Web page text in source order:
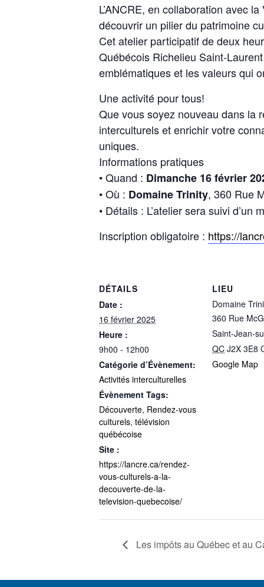
L’ANCRE, en collaboration avec
découvrir un pilier du patrimoine
Cet atelier participatif de deux
Québécois Richelieu Saint-
emblématiques et les valeurs qui
Une activité pour tous!
Que vous soyez nouveau dans la
interculturels et enrichir votre
uniques.
Informations pratiques
• Quand : Dimanche 16 février
• Où : Domaine Trinity, 360 Rue
• Détails : L’atelier sera suivi
Inscription obligatoire : https://
DÉTAILS
Date :
16 février 2025
Heure :
9h00 - 12h00
Catégorie d’Évènement:
Activités interculturelles
Évènement Tags:
Découverte, Rendez-vous
culturels, télévision
québécoise
Site :
https://lancre.ca/rendez-
vous-culturels-a-la-
decouverte-de-la-
television-quebecoise/
LIEU
Domaine
360 Rue
Saint-Jean-
QC J2X 3E8
Google Map
Les impôts au Québec et au